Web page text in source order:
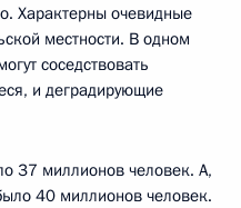
Характерны очевидные
местности. В одном
соседствовать
и деградирующие
37 миллионов человек. А,
40 миллионов человек.